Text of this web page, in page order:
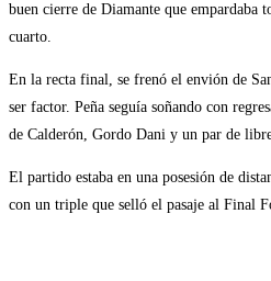
buen cierre de Diamante que empardaba
cuarto.
En la recta final, se frenó el envión de
ser factor. Peña seguía soñando con
de Calderón, Gordo Dani y un par de
El partido estaba en una posesión de
con un triple que selló el pasaje al Final